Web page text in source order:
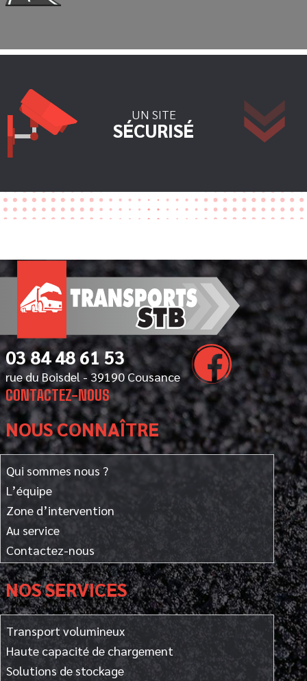
UN SITE
SÉCURISÉ
03 84 48 61 53
rue du Boisdel - 39190 Cousance
CONTACTEZ-NOUS
NOUS CONNAÎTRE
Qui sommes nous ?
L’équipe
Zone d’intervention
Au service
Contactez-nous
NOS SERVICES
Transport volumineux
Haute capacité de chargement
Solutions de stockage